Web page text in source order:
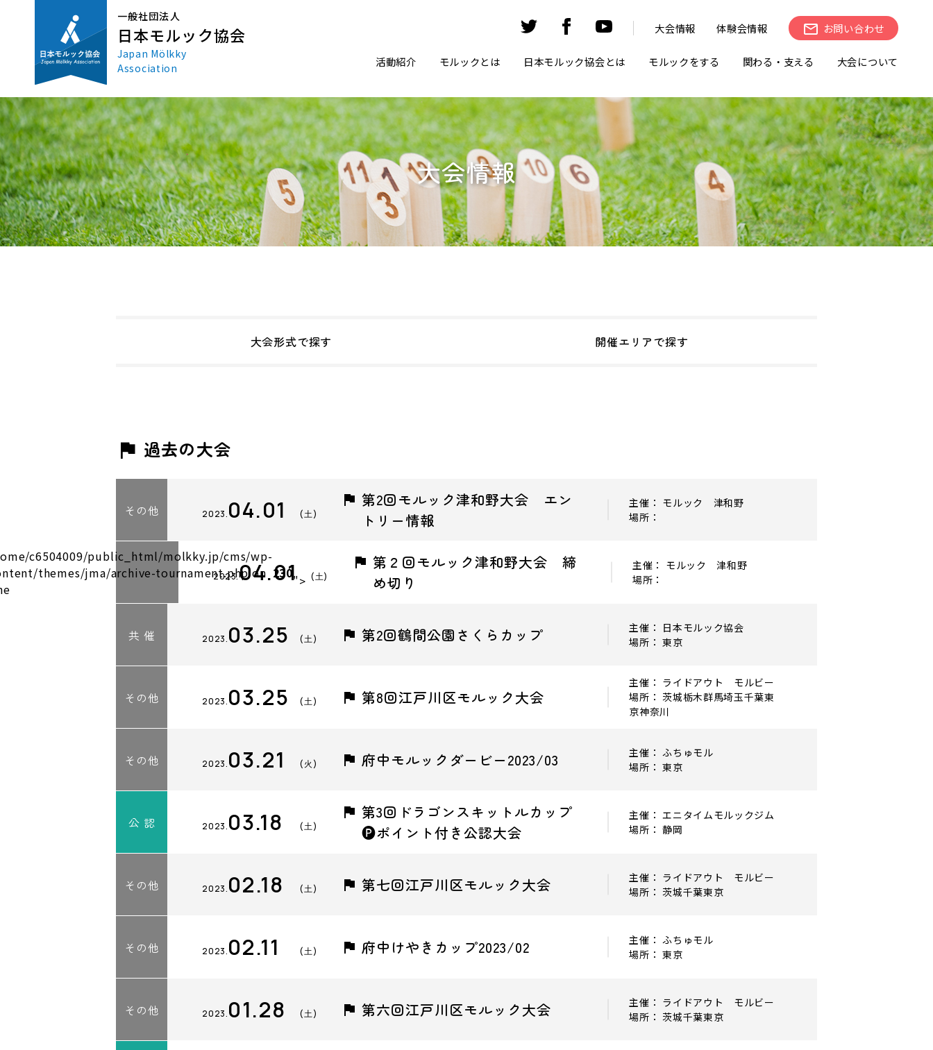
一般社団法人
日本モルック協会
Japan Mölkky
Association
大会情報 体験会情報 お問い合わせ
活動紹介 モルックとは 日本モルック協会とは モルックをする 関わる・支える 大会について
大会情報
大会形式で探す 開催エリアで探す
過去の大会
その他 2023.04.01 (土)
第2回モルック津和野大会 エン
トリー情報
主催： モルック 津和野
場所：
c6504009/public_html/molkky.jp/cms/wp-
themes/jma/archive-tournament.php on 230">
2023.04.01 (土)
第２回モルック津和野大会 締
め切り
主催： モルック 津和野
場所：
共 催 2023.03.25 (土) 第2回鶴間公園さくらカップ
主催： 日本モルック協会
場所： 東京
その他 2023.03.25 (土) 第8回江戸川区モルック大会
主催： ライドアウト モルビー
場所： 茨城栃木群馬埼玉千葉東
京神奈川
その他 2023.03.21 (火) 府中モルックダービー2023/03
主催： ふちゅモル
場所： 東京
公 認 2023.03.18 (土)
第3回ドラゴンスキットルカップ
🅟ポイント付き公認大会
主催： エニタイムモルックジム
場所： 静岡
その他 2023.02.18 (土) 第七回江戸川区モルック大会
主催： ライドアウト モルビー
場所： 茨城千葉東京
その他 2023.02.11 (土) 府中けやきカップ2023/02
主催： ふちゅモル
場所： 東京
その他 2023.01.28 (土) 第六回江戸川区モルック大会
主催： ライドアウト モルビー
場所： 茨城千葉東京